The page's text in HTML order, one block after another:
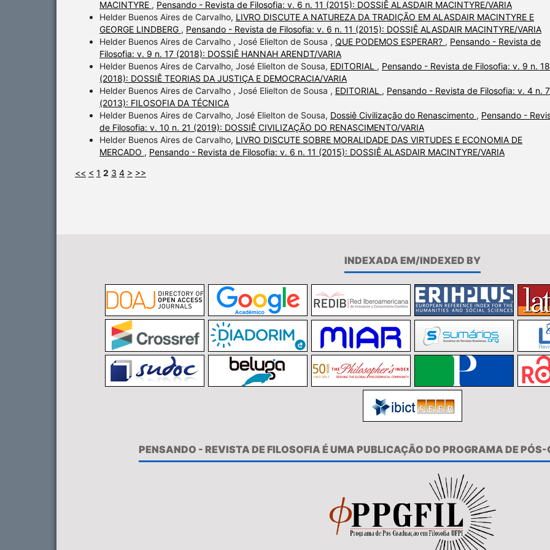
MACINTYRE , Pensando - Revista de Filosofia: v. 6 n. 11 (2015): DOSSIÊ ALASDAIR MACINTYRE/VARIA
Helder Buenos Aires de Carvalho, LIVRO DISCUTE A NATUREZA DA TRADIÇÃO EM ALASDAIR MACINTYRE E
GEORGE LINDBERG , Pensando - Revista de Filosofia: v. 6 n. 11 (2015): DOSSIÊ ALASDAIR MACINTYRE/VARIA
Helder Buenos Aires de Carvalho , José Elielton de Sousa , QUE PODEMOS ESPERAR? , Pensando - Revista de
Filosofia: v. 9 n. 17 (2018): DOSSIÊ HANNAH ARENDT/VARIA
Helder Buenos Aires de Carvalho, José Elielton de Sousa, EDITORIAL , Pensando - Revista de Filosofia: v. 9 n. 18
(2018): DOSSIÊ TEORIAS DA JUSTIÇA E DEMOCRACIA/VARIA
Helder Buenos Aires de Carvalho , José Elielton de Sousa , EDITORIAL , Pensando - Revista de Filosofia: v. 4 n. 7
(2013): FILOSOFIA DA TÉCNICA
Helder Buenos Aires de Carvalho, José Elielton de Sousa, Dossiê Civilização do Renascimento , Pensando -
de Filosofia: v. 10 n. 21 (2019): DOSSIÊ CIVILIZAÇÃO DO RENASCIMENTO/VARIA
Helder Buenos Aires de Carvalho, LIVRO DISCUTE SOBRE MORALIDADE DAS VIRTUDES E ECONOMIA DE
MERCADO , Pensando - Revista de Filosofia: v. 6 n. 11 (2015): DOSSIÊ ALASDAIR MACINTYRE/VARIA
<< < 1 2 3 4 > >>
INDEXADA EM/INDEXED BY
PENSANDO - REVISTA DE FILOSOFIA É UMA PUBLICAÇÃO DO PROGRAMA DE